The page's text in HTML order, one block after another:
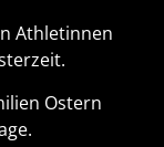
Athletinnen
Ostern